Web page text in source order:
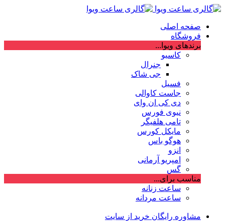
صفحه اصلی
فروشگاه
برندهای ویوا...
کاسیو
جنرال
جی شاک
فسیل
جاست کاوالی
دی کی ان وای
نیوی فورس
تامی هلفیگر
مایکل کورس
هوگو باس
انزو
امپریو آرمانی
گس
مناسب برای...
ساعت زنانه
ساعت مردانه
مشاوره رایگان خرید از سایت